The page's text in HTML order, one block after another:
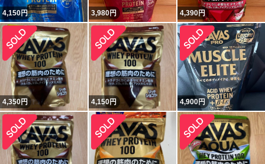
4,150円 3,980円 4,390円
4,350円 4,150円 4,900円